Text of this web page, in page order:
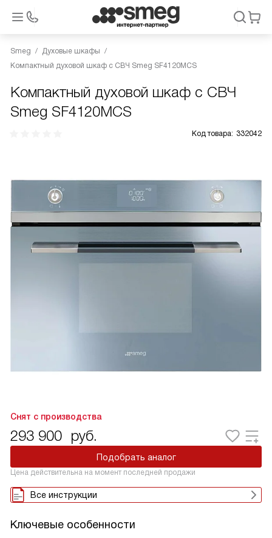
Smeg
Духовые шкафы
Компактный духовой шкаф с СВЧ Smeg SF4120MCS
Компактный духовой шкаф с СВЧ
Smeg SF4120MCS
Код товара: 332042
Снят с производства
293 900 руб.
Подобрать аналог
Цена действительна на момент последней продажи
Все инструкции
Ключевые особенности